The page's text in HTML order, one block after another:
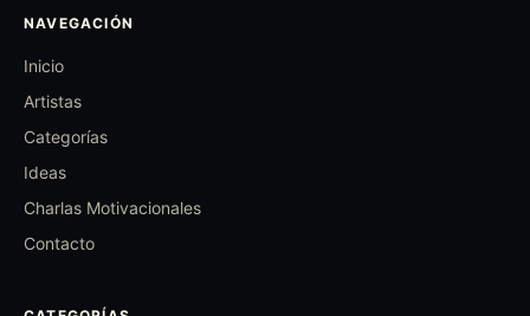
NAVEGACIÓN
Inicio
Artistas
Categorías
Ideas
Charlas Motivacionales
Contacto